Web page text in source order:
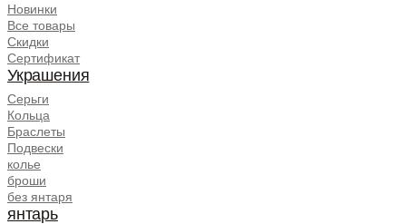
Новинки
Все товары
Скидки
Сертификат
Украшения
Серьги
Кольца
Браслеты
Подвески
колье
броши
без янтаря
янтарь